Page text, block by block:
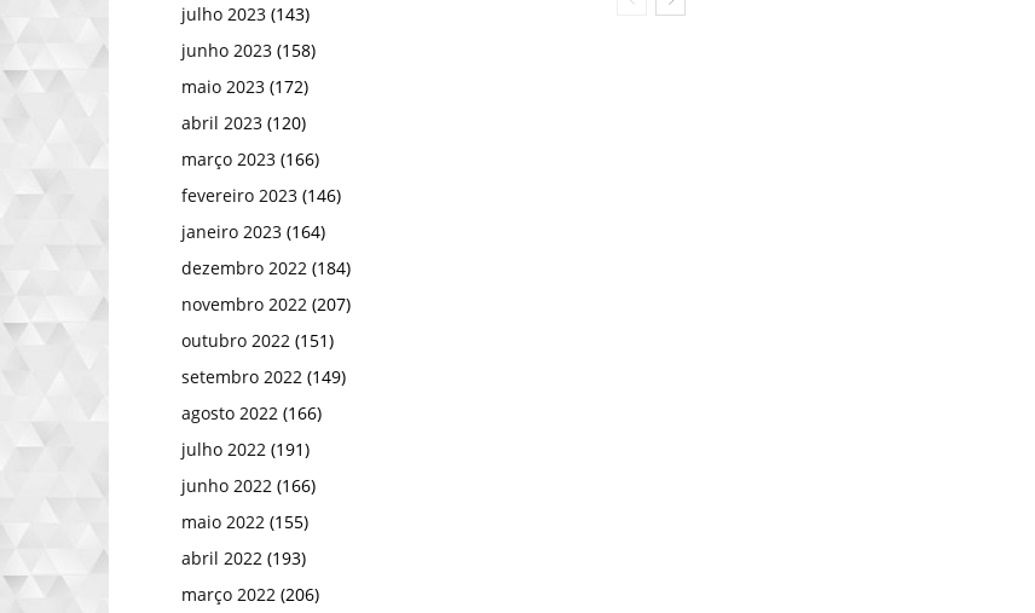
julho 2023 (143)
junho 2023 (158)
maio 2023 (172)
abril 2023 (120)
março 2023 (166)
fevereiro 2023 (146)
janeiro 2023 (164)
dezembro 2022 (184)
novembro 2022 (207)
outubro 2022 (151)
setembro 2022 (149)
agosto 2022 (166)
julho 2022 (191)
junho 2022 (166)
maio 2022 (155)
abril 2022 (193)
março 2022 (206)